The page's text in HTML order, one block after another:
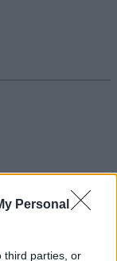
Personal
third parties, or